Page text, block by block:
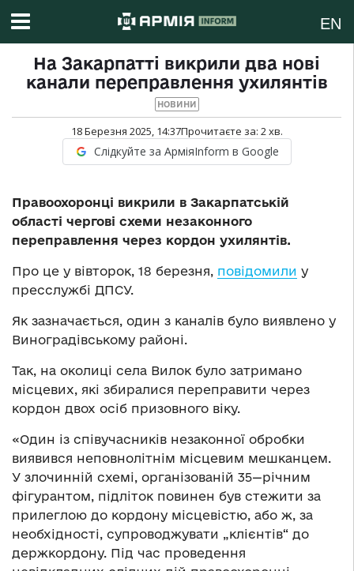
EN
На Закарпатті викрили два нові
канали переправлення ухилянтів
НОВИНИ
18 Березня 2025, 14:37Прочитаєте за: 2хв.
Слідкуйте за АрміяInform в Google
Правоохоронці викрили в Закарпатській
області чергові схеми незаконного
переправлення через кордон ухилянтів.
Про це у вівторок, 18 березня, повідомили у
пресслужбі ДПСУ.
Як зазначається, один з каналів було виявлено у
Виноградівському районі.
Так, на околиці села Вилок було затримано
місцевих, які збиралися переправити через
кордон двох осіб призовного віку.
«Один із співучасників незаконної обробки
виявився неповнолітнім місцевим мешканцем.
У злочинній схемі, організованій 35—річним
фігурантом, підліток повинен був стежити за
прилеглою до кордону місцевістю, або ж, за
необхідності, супроводжувати „клієнтів“ до
держкордону. Під час проведення